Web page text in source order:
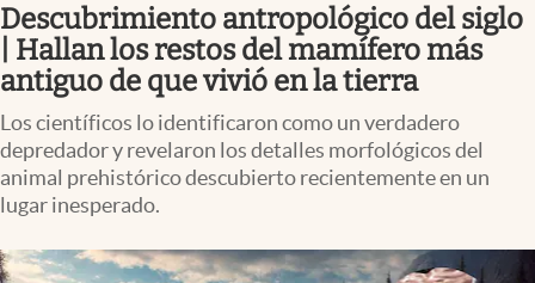
Pc y celular
Vida y estilo
Tv
Clima
Mediakit
Descubrimiento antropológico del siglo
| Hallan los restos del mamífero más
antiguo de que vivió en la tierra
Los científicos lo identificaron como un verdadero
depredador y revelaron los detalles morfológicos del
animal prehistórico descubierto recientemente en un
lugar inesperado.